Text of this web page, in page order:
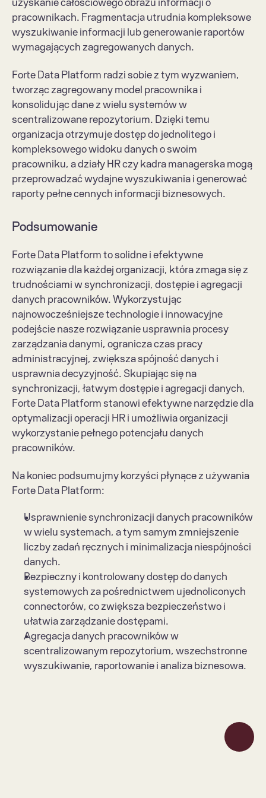
uzyskanie całościowego obrazu informacji o
pracownikach. Fragmentacja utrudnia kompleksowe
wyszukiwanie informacji lub generowanie raportów
wymagających zagregowanych danych.
Forte Data Platform radzi sobie z tym wyzwaniem,
tworząc zagregowany model pracownika i
konsolidując dane z wielu systemów w
scentralizowane repozytorium. Dzięki temu
organizacja otrzymuje dostęp do jednolitego i
kompleksowego widoku danych o swoim
pracowniku, a działy HR czy kadra managerska mogą
przeprowadzać wydajne wyszukiwania i generować
raporty pełne cennych informacji biznesowych.
Podsumowanie
Forte Data Platform to solidne i efektywne
rozwiązanie dla każdej organizacji, która zmaga się z
trudnościami w synchronizacji, dostępie i agregacji
danych pracowników. Wykorzystując
najnowocześniejsze technologie i innowacyjne
podejście nasze rozwiązanie usprawnia procesy
zarządzania danymi, ogranicza czas pracy
administracyjnej, zwiększa spójność danych i
usprawnia decyzyjność. Skupiając się na
synchronizacji, łatwym dostępie i agregacji danych,
Forte Data Platform stanowi efektywne narzędzie dla
optymalizacji operacji HR i umożliwia organizacji
wykorzystanie pełnego potencjału danych
pracowników.
Na koniec podsumujmy korzyści płynące z używania
Forte Data Platform:
Usprawnienie synchronizacji danych pracowników
w wielu systemach, a tym samym zmniejszenie
liczby zadań ręcznych i minimalizacja niespójności
danych.
Bezpieczny i kontrolowany dostęp do danych
systemowych za pośrednictwem ujednoliconych
connectorów, co zwiększa bezpieczeństwo i
ułatwia zarządzanie dostępami.
Agregacja danych pracowników w
scentralizowanym repozytorium, wszechstronne
wyszukiwanie, raportowanie i analiza biznesowa.